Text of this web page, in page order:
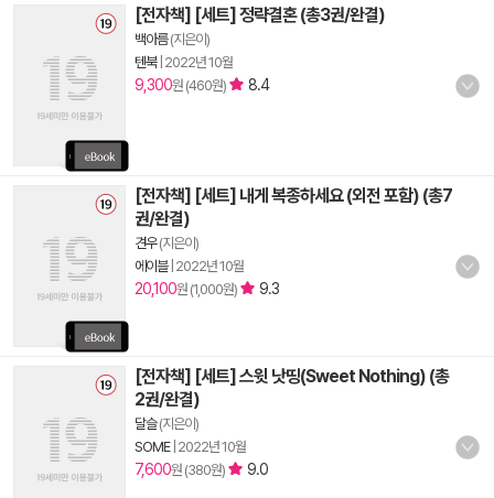
[전자책] [세트] 정략결혼 (총3권/완결)
백아름(지은이)
텐북| 2022년 10월
9,300원 (460원) 8.4
[전자책] [세트] 내게 복종하세요 (외전 포함) (총7
권/완결)
견우(지은이)
에이블| 2022년 10월
20,100원 (1,000원) 9.3
[전자책] [세트] 스윗 낫띵(Sweet Nothing) (총
2권/완결)
달슬(지은이)
SOME| 2022년 10월
7,600원 (380원) 9.0